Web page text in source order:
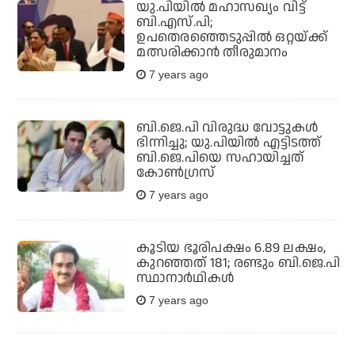
യു.പിയില്‍ മഹാസഖ്യം വിട്ട്
ബി.എസ്.പി;
ഉപതെരഞ്ഞെടുപ്പില്‍ ഒറ്റയ്ക്ക്
മത്സരിക്കാന്‍ തീരുമാനം
7 years ago
ബി.ജെ.പി വിരുദ്ധ വോട്ടുകള്‍
ഭിന്നിച്ചു; യു.പിയില്‍ എട്ടിടത്ത്
ബി.ജെ.പിയെ സഹായിച്ചത്
കോണ്‍ഗ്രസ്
7 years ago
കൂടിയ ഭൂരിപക്ഷം 6.89 ലക്ഷം,
കുറഞ്ഞത് 181; രണ്ടും ബി.ജെ.പി
സ്ഥാനാര്‍ഥികള്‍
7 years ago